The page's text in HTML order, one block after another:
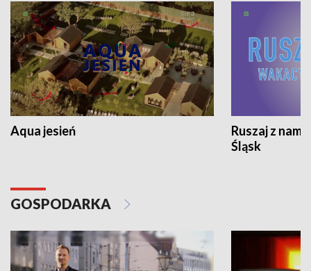
Aqua jesień
Ruszaj z
Śląsk
GOSPODARKA